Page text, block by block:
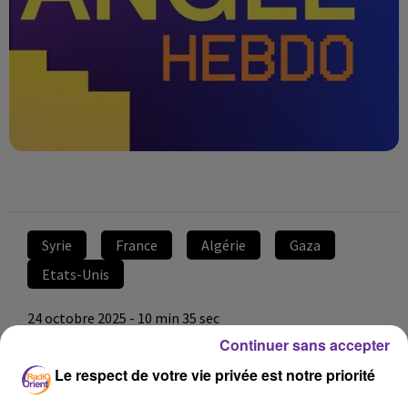
Syrie France Algérie
Gaza
Etats-Unis
24 octobre 2025 - 10 min 35 sec
SYRIE, MAROC, FRANCE-ALGÉRIE ET LOUVRE :
CESSEZ-LE-FEU, PLAN JEUNESSE ET AFFAIRES
SÉCURITAIRES
Le respect de votre vie privée est notre priorité
Continuer sans accepter